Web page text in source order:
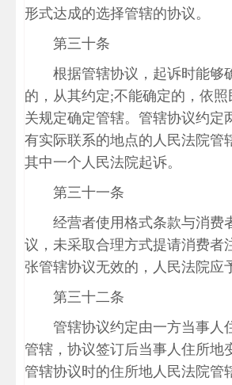
形式达成的选择管辖的协议。
第三十条
根据管辖协议，起诉时能够
的，从其约定;不能确定的，依照
关规定确定管辖。管辖协议约定
有实际联系的地点的人民法院管
其中一个人民法院起诉。
第三十一条
经营者使用格式条款与消费
议，未采取合理方式提请消费者
张管辖协议无效的，人民法院应
第三十二条
管辖协议约定由一方当事人
管辖，协议签订后当事人住所地
管辖协议时的住所地人民法院管